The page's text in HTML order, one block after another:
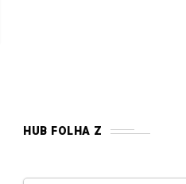
HUB FOLHA Z